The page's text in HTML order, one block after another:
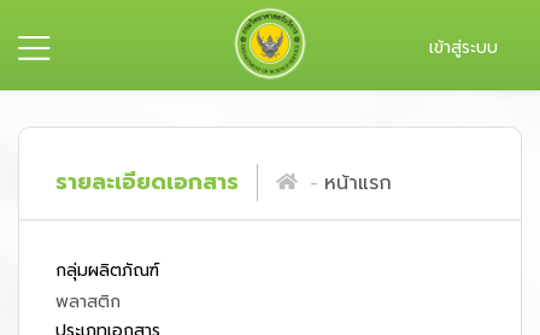
เข้าสู่ระบบ
รายละเอียดเอกสาร หน้าแรก
กลุ่มผลิตภัณฑ์
พลาสติก